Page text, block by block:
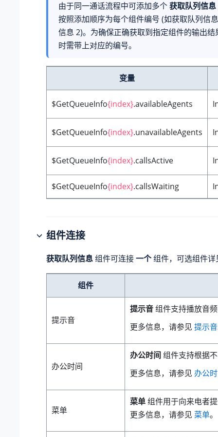
由于同一通话流程中可添加多个获取队列信息
按照添加顺序为每个组件编号 (如获取队列信
信息 2)。为确保正确获取到指定组件的输出结
时需带上对应的编号。
变量
$GetQueueInfo{index}.availableAgents
$GetQueueInfo{index}.unavailableAgents
$GetQueueInfo{index}.callsActive
$GetQueueInfo{index}.callsWaiting
组件连接
获取队列信息组件可连接一个组件，可选组件详
组件
提示音
提示音组件支持播放音
更多信息，请参见 提示音
办公时间
办公时间 组件支持根据
更多信息，请参见 办公
菜单
菜单组件用于向来电者
更多信息，请参见 菜单。